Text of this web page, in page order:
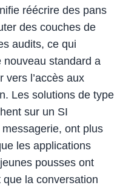
réécrire des pans
des couches de
audits, ce qui
nouveau standard a
vers l’accès aux
Les solutions de type
sur un SI
ont plus
les applications
pousses ont
la conversation